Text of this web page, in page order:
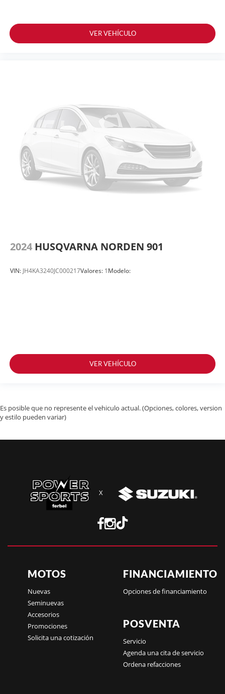
VER VEHÍCULO
2024 HUSQVARNA NORDEN 901
VIN: JH4KA3240JC000217Valores: 1Modelo:
VER VEHÍCULO
Es posible que no represente el vehiculo actual. (Opciones, colores, version
y estilo pueden variar)
X
MOTOS
Nuevas
Seminuevas
Accesorios
Promociones
Solicita una cotización
FINANCIAMIENTO
Opciones de financiamiento
POSVENTA
Servicio
Agenda una cita de servicio
Ordena refacciones